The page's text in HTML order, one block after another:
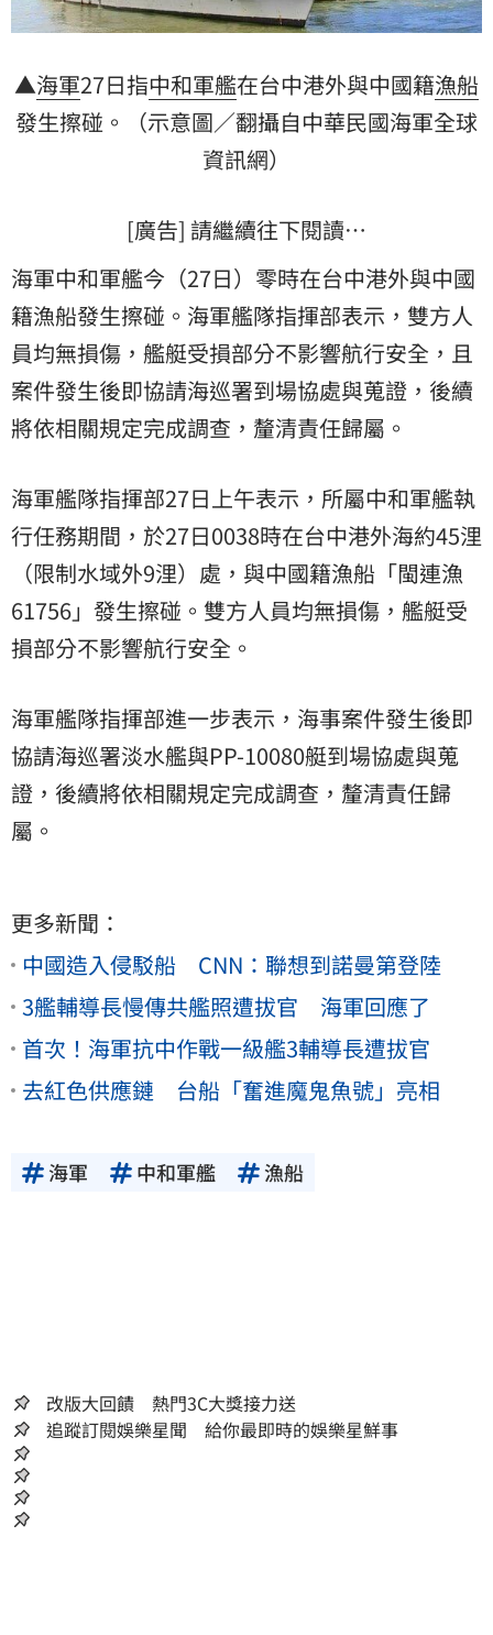
▲海軍27日指中和軍艦在台中港外與中國籍漁船
發生擦碰。（示意圖／翻攝自中華民國海軍全球
資訊網）
[廣告] 請繼續往下閱讀…
海軍中和軍艦今（27日）零時在台中港外與中國
籍漁船發生擦碰。海軍艦隊指揮部表示，雙方人
員均無損傷，艦艇受損部分不影響航行安全，且
案件發生後即協請海巡署到場協處與蒐證，後續
將依相關規定完成調查，釐清責任歸屬。
海軍艦隊指揮部27日上午表示，所屬中和軍艦執
行任務期間，於27日0038時在台中港外海約45浬
（限制水域外9浬）處，與中國籍漁船「閩連漁
61756」發生擦碰。雙方人員均無損傷，艦艇受
損部分不影響航行安全。
海軍艦隊指揮部進一步表示，海事案件發生後即
協請海巡署淡水艦與PP-10080艇到場協處與蒐
證，後續將依相關規定完成調查，釐清責任歸
屬。
更多新聞：
中國造入侵駁船 CNN：聯想到諾曼第登陸
3艦輔導長慢傳共艦照遭拔官 海軍回應了
首次！海軍抗中作戰一級艦3輔導長遭拔官
去紅色供應鏈 台船「奮進魔鬼魚號」亮相
海軍 中和軍艦 漁船
改版大回饋 熱門3C大獎接力送
追蹤訂閱娛樂星聞 給你最即時的娛樂星鮮事